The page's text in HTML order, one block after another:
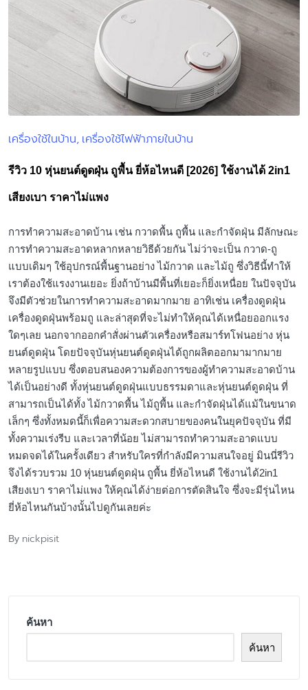
Posted
เครื่องใช้ในบ้าน เครื่องใช้ไฟฟ้าภายในบ้าน
รีวิว 10 หุ่นยนต์ดูดฝุ่น ถูพื้น ยี่ห้อไหนดี [2026] ใช้งานได้ 2in1
เสียงเบา ราคาไม่แพง
การทำความสะอาดบ้าน เช่น กวาดพื้น ถูพื้น และกำจัดฝุ่น มีลักษณะ
การทำความสะอาดหลากหลายวิธีด้วยกัน ไม่ว่าจะเป็น กวาด-ถู
แบบเดิมๆ ใช้อุปกรณ์พื้นฐานอย่าง ไม้กวาด และไม้ถู ซึ่งวิธีนี้ทำให้
เราต้องใช้แรงงานเยอะ ยิ่งถ้าบ้านมีพื้นที่เยอะก็ยิ่งเหนื่อย ในปัจจุบัน
จึงมีตัวช่วยในการทำความสะอาดมากมาย อาทิเช่น เครื่องดูดฝุ่น
เครื่องดูดฝุ่นพร้อมถู และล่าสุดที่จะไม่ทำให้คุณได้เหนื่อยออกแรง
ใดๆเลย นอกจากออกคำสั่งผ่านตัวเครื่องหรือสมาร์ทโฟนอย่าง หุ่น
ยนต์ดูดฝุ่น โดยปัจจุบันหุ่นยนต์ดูดฝุ่นได้ถูกผลิตออกมามากมาย
หลายรูปแบบ ซึ่งตอบสนองความต้องการของผู้ทำความสะอาดบ้าน
ได้เป็นอย่างดี ทั้งหุ่นยนต์ดูดฝุ่นแบบธรรมดาและหุ่นยนต์ดูดฝุ่น ที่
สามารถเป็นได้ทั้ง ไม้กวาดพื้น ไม้ถูพื้น และกำจัดฝุ่นได้แม้ในขนาด
เล็กๆ ซึ่งทั้งหมดนี้ก็เพื่อความสะดวกสบายของคนในยุคปัจจุบัน ที่มี
ทั้งความเร่งรีบ และเวลาที่น้อย ไม่สามารถทำความสะอาดแบบ
หมดจดได้ในครั้งเดียว สำหรับใครที่กำลังมีความสนใจอยู่ มินนี่รีวิว
จึงได้รวบรวม 10 หุ่นยนต์ดูดฝุ่น ถูพื้น ยี่ห้อไหนดี ใช้งานได้2in1
เสียงเบา ราคาไม่แพง ให้คุณได้ง่ายต่อการตัดสินใจ ซึ่งจะมีรุ่นไหน
ยี่ห้อไหนกันบ้างนั้นไปดูกันเลยค่ะ
Posted
By nickpisit
ค้นหา
ค้นหา